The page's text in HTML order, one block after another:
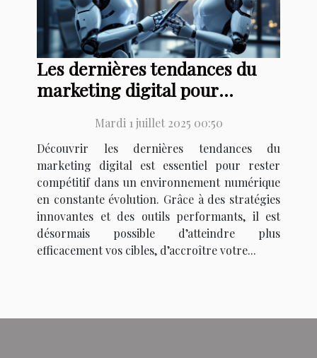
Les dernières tendances du
marketing digital pour
Mardi 1 juillet 2025 00:50
Découvrir les dernières tendances du
marketing digital est essentiel pour rester
compétitif dans un environnement numérique
en constante évolution. Grâce à des stratégies
innovantes et des outils performants, il est
désormais possible d’atteindre plus
efficacement vos cibles, d’accroître votre...